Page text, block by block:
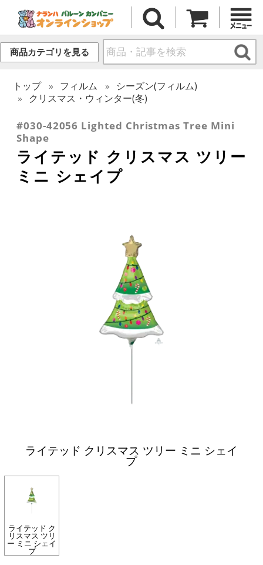
商品カテゴリを見る
トップ フィルム
シーズン(フィルム)
クリスマス・ウィンター(冬)
#030-42056 Lighted Christmas Tree Mini
Shape
ライテッド クリスマス ツリー
ミニ シェイプ
ライテッド クリスマス ツリー ミニ シェイ
プ
ライテッド ク
リスマス ツリ
ー ミニ シェイ
プ